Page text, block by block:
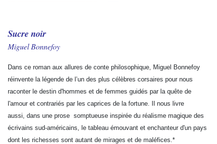
Sucre noir
Miguel Bonnefoy
Dans ce roman aux allures de conte philosophique, Miguel Bonnefoy
réinvente la légende de l’un des plus célèbres corsaires pour nous
raconter le destin d'hommes et de femmes guidés par la quête de
l'amour et contrariés par les caprices de la fortune. Il nous livre
aussi, dans une prose somptueuse inspirée du réalisme magique des
écrivains sud-américains, le tableau émouvant et enchanteur d'un pays
dont les richesses sont autant de mirages et de maléfices.*